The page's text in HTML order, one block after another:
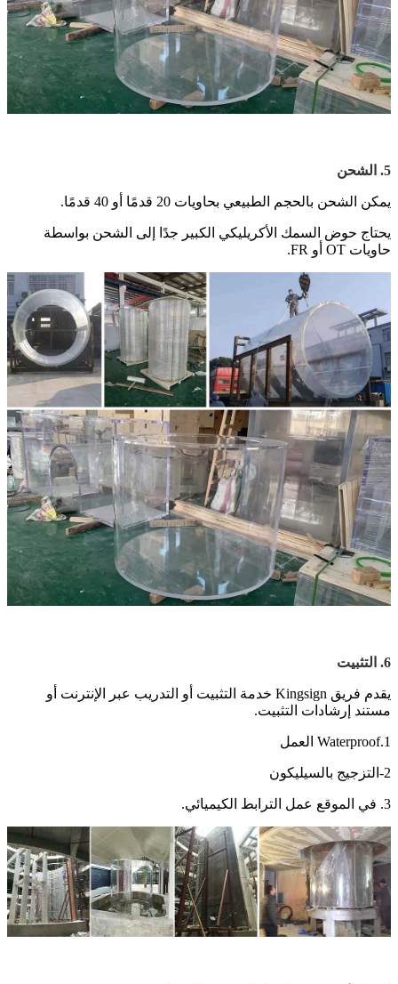
5. الشحن
يمكن الشحن بالحجم الطبيعي بحاويات 20 قدمًا أو 40 قدمًا.
يحتاج حوض السمك الأكريليكي الكبير جدًا إلى الشحن بواسطة
حاويات OT أو FR.
6. التثبيت
يقدم فريق Kingsign خدمة التثبيت أو التدريب عبر الإنترنت أو
مستند إرشادات التثبيت.
1.Waterproof العمل
2-التزجيج بالسيليكون
3. في الموقع عمل الترابط الكيميائي.